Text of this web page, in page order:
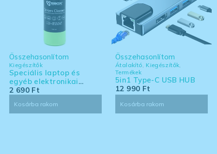
Kiegészítők
Speciális laptop és
egyéb elektronikai
eszköz tisztító készlet -
Összehasonlítom
2 690 Ft
Kosárba rakom
Átalakító Kiegészítők
Termékek
5in1 Type-C USB HUB
Összehasonlítom
12 990 Ft
Kosárba rakom